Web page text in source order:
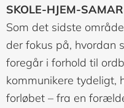
SKOLE-HJEM-
Som det sidste
der fokus på, hvordan
foregår i forhold til
kommunikere tydeligt,
forløbet – fra en